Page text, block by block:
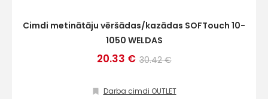
Cimdi metinātāju vēršādas/kazādas SOFTouch 10-
1050 WELDAS
20.33 € 30.42 €
Darba cimdi OUTLET